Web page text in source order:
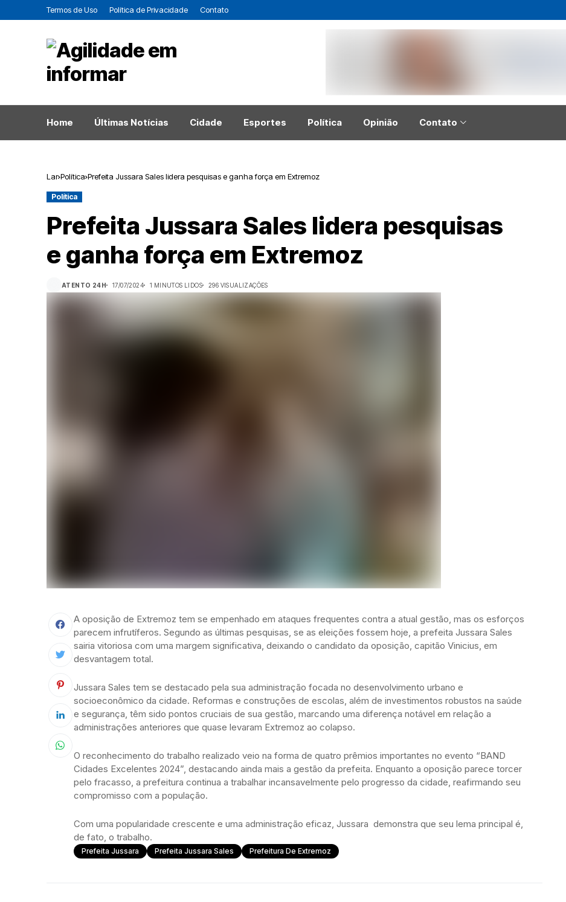
Termos de Uso Política de Privacidade Contato
Home Últimas Notícias Cidade Esportes Política Opinião Contato
Lar Política Prefeita Jussara Sales lidera pesquisas e ganha força em Extremoz
Política
Prefeita Jussara Sales lidera pesquisas
e ganha força em Extremoz
ATENTO 24H 17/07/2024 1 MINUTOS LIDOS 296 VISUALIZAÇÕES
A oposição de Extremoz tem se empenhado em ataques frequentes contra a atual gestão, mas os esforços
parecem infrutíferos. Segundo as últimas pesquisas, se as eleições fossem hoje, a prefeita Jussara Sales
sairia vitoriosa com uma margem significativa, deixando o candidato da oposição, capitão Vinicius, em
desvantagem total.
Jussara Sales tem se destacado pela sua administração focada no desenvolvimento urbano e
socioeconômico da cidade. Reformas e construções de escolas, além de investimentos robustos na saúde
e segurança, têm sido pontos cruciais de sua gestão, marcando uma diferença notável em relação a
administrações anteriores que quase levaram Extremoz ao colapso.
O reconhecimento do trabalho realizado veio na forma de quatro prêmios importantes no evento “BAND
Cidades Excelentes 2024”, destacando ainda mais a gestão da prefeita. Enquanto a oposição parece torcer
pelo fracasso, a prefeitura continua a trabalhar incansavelmente pelo progresso da cidade, reafirmando seu
compromisso com a população.
Com uma popularidade crescente e uma administração eficaz, Jussara demonstra que seu lema principal é,
de fato, o trabalho.
Prefeita Jussara Prefeita Jussara Sales Prefeitura De Extremoz